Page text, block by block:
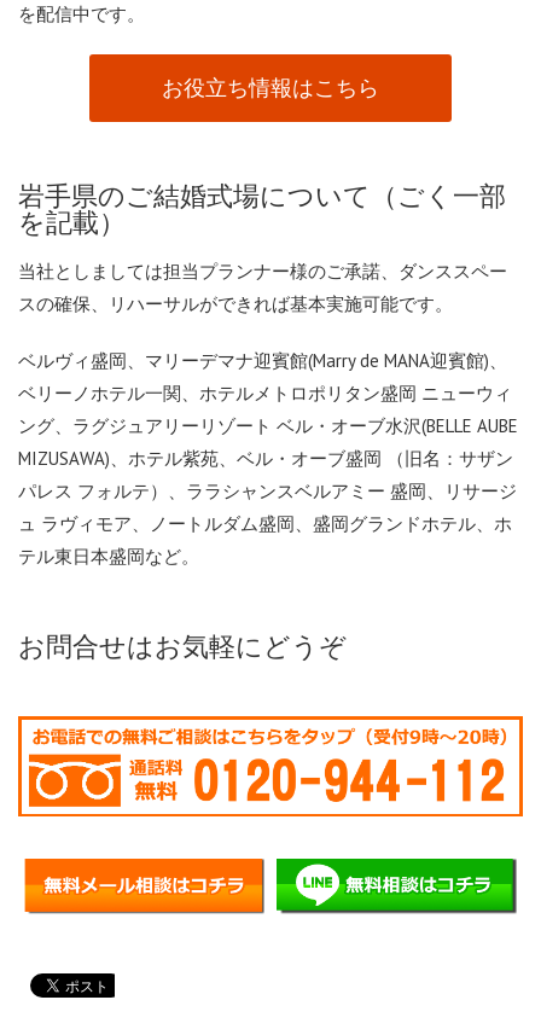
を配信中です。
お役立ち情報はこちら
岩手県のご結婚式場について（ごく一部
を記載）
当社としましては担当プランナー様のご承諾、ダンススペー
スの確保、リハーサルができれば基本実施可能です。
ベルヴィ盛岡、マリーデマナ迎賓館(Marry de MANA迎賓館)、
ベリーノホテル一関、ホテルメトロポリタン盛岡 ニューウィ
ング、ラグジュアリーリゾート ベル・オーブ水沢(BELLE AUBE
MIZUSAWA)、ホテル紫苑、ベル・オーブ盛岡 （旧名：サザン
パレス フォルテ）、ララシャンスベルアミー 盛岡、リサージ
ュ ラヴィモア、ノートルダム盛岡、盛岡グランドホテル、ホ
テル東日本盛岡など。
お問合せはお気軽にどうぞ